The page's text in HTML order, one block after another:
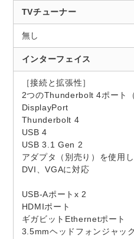
TVチューナー
無し
インターフェイス
［接続と拡張性］
2つのThunderbolt 4ポート
DisplayPort
Thunderbolt 4
USB 4
USB 3.1 Gen 2
アダプタ（別売り）を使用
DVI、VGAに対応
USB-Aポートx 2
HDMIポート
ギガビットEthernetポート
3.5mmヘッドフォンジャック